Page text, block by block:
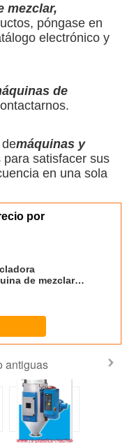
mezclar,
póngase en
electrónico y
de
máquinas y
para satisfacer sus
en una sola
por
de mezclar
antiguas
Secador Euro-